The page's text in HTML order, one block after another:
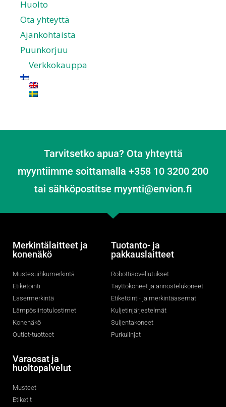
Huolto
Ota yhteyttä
Ajankohtaista
Puunkorjuu
Verkkokauppa
Tarvitsetko apua? Ota yhteyttä
myyntiimme soittamalla +358 10 3200 200
tai sähköpostitse myynti@envion.fi
Merkintälaitteet ja
konenäkö
Mustesuihkumerkintä
Etiketöinti
Lasermerkintä
Lämpösiirtotulostimet
Konenäkö
Outlet-tuotteet
Tuotanto- ja
pakkauslaitteet
Robottisovellutukset
Täyttökoneet ja annostelukoneet
Etiketöinti- ja merkintäasemat
Kuljetinjärjestelmät
Suljentakoneet
Purkulinjat
Varaosat ja
huoltopalvelut
Musteet
Etiketit